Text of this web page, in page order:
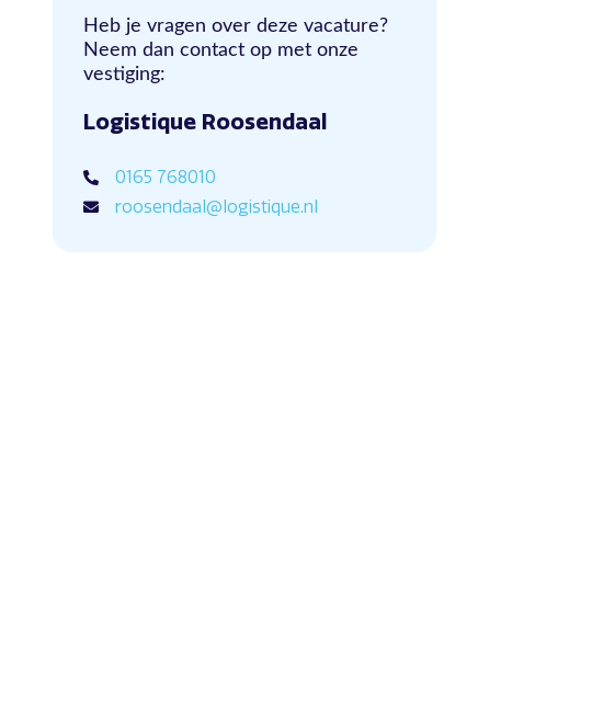
Heb je vragen over deze vacature?
Neem dan contact op met onze
vestiging:
Logistique Roosendaal
0165 768010
roosendaal@logistique.nl